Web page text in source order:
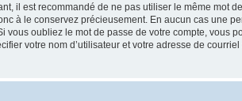
il est recommandé de ne pas utiliser le même mot
à le conservez précieusement. En aucun cas une
oubliez le mot de passe de votre compte, vous
votre nom d’utilisateur et votre adresse de